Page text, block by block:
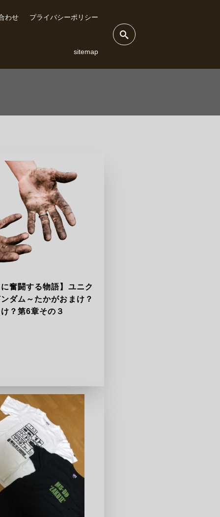
わせ プライバシーポリシー
sitemap
に奮闘する物語】ユニク
ダム～たかがおまけ？
？第6章その３